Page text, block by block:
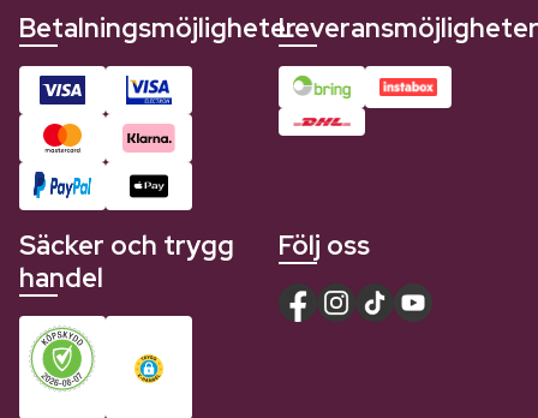
BetalningsmöjligheterLeveransmöjligheter
Säcker och trygg
handel
Följ oss